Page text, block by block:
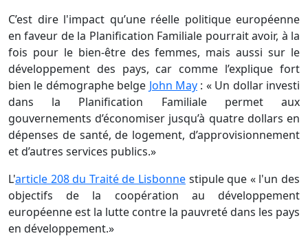
C’est dire l'impact qu’une réelle politique européenne
en faveur de la Planification Familiale pourrait avoir, à la
fois pour le bien-être des femmes, mais aussi sur le
développement des pays, car comme l’explique fort
bien le démographe belge John May : « Un dollar investi
dans la Planification Familiale permet aux
gouvernements d’économiser jusqu’à quatre dollars en
dépenses de santé, de logement, d’approvisionnement
et d’autres services publics.»
L'article 208 du Traité de Lisbonne stipule que « l'un des
objectifs de la coopération au développement
européenne est la lutte contre la pauvreté dans les pays
en développement.»